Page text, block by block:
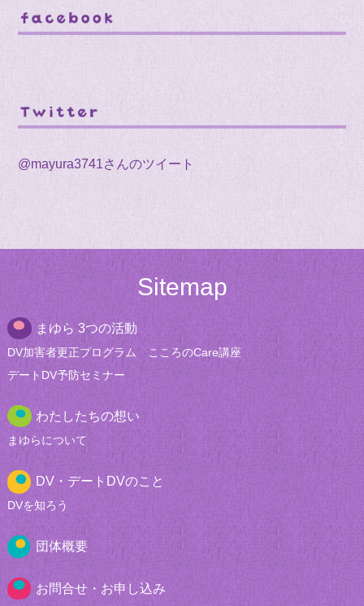
@mayura3741さんのツイート
Sitemap
まゆら 3つの活動
DV加害者更正プログラム
こころのCare講座
デートDV予防セミナー
わたしたちの想い
まゆらについて
DV・デートDVのこと
DVを知ろう
団体概要
お問合せ・お申し込み